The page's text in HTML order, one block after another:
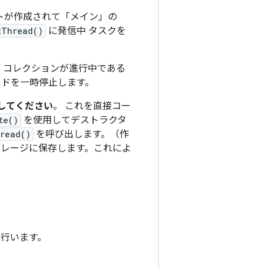
が作成されて「メイン」の
に発信中 タスクを
レクションが進行中である
を一時停止します。
てください。 これを直接コー
を使用してデストラクタ
を呼び出します。（作
ージに保存します。これによ
います。